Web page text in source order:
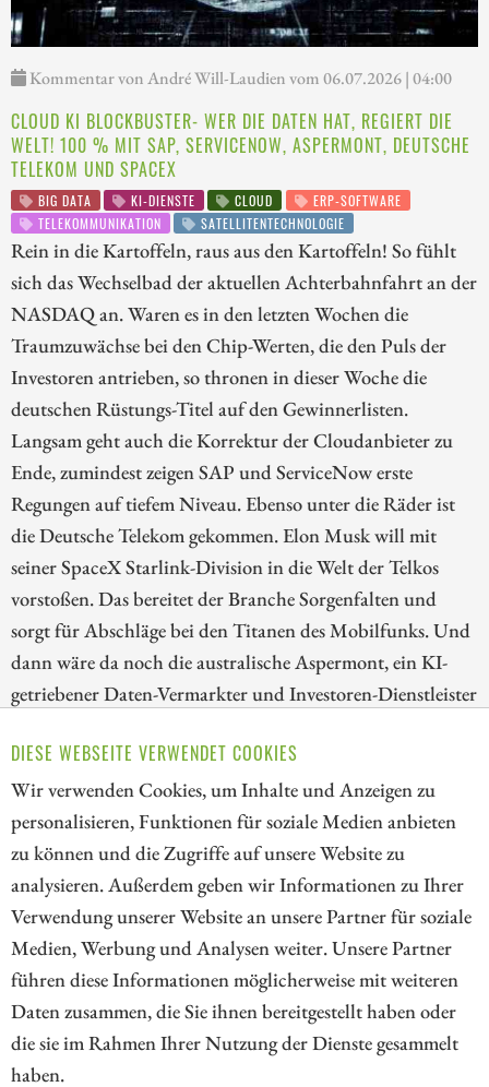
DIESE WEBSEITE VERWENDET COOKIES
Wir verwenden Cookies, um Inhalte und Anzeigen zu
personalisieren, Funktionen für soziale Medien anbieten
zu können und die Zugriffe auf unsere Website zu
analysieren. Außerdem geben wir Informationen zu Ihrer
Verwendung unserer Website an unsere Partner für soziale
Medien, Werbung und Analysen weiter. Unsere Partner
führen diese Informationen möglicherweise mit weiteren
Daten zusammen, die Sie ihnen bereitgestellt haben oder
die sie im Rahmen Ihrer Nutzung der Dienste gesammelt
haben.
Kommentar von André Will-Laudien vom 06.07.2026 | 04:00
CLOUD KI BLOCKBUSTER- WER DIE DATEN HAT, REGIERT DIE
WELT! 100 % MIT SAP, SERVICENOW, ASPERMONT, DEUTSCHE
TELEKOM UND SPACEX
BIG DATA KI-DIENSTE CLOUD
ERP-SOFTWARE
TELEKOMMUNIKATION
SATELLITENTECHNOLOGIE
Rein in die Kartoffeln, raus aus den Kartoffeln! So fühlt
sich das Wechselbad der aktuellen Achterbahnfahrt an der
NASDAQ an. Waren es in den letzten Wochen die
Traumzuwächse bei den Chip-Werten, die den Puls der
Investoren antrieben, so thronen in dieser Woche die
deutschen Rüstungs-Titel auf den Gewinnerlisten.
Langsam geht auch die Korrektur der Cloudanbieter zu
Ende, zumindest zeigen SAP und ServiceNow erste
Regungen auf tiefem Niveau. Ebenso unter die Räder ist
die Deutsche Telekom gekommen. Elon Musk will mit
seiner SpaceX Starlink-Division in die Welt der Telkos
vorstoßen. Das bereitet der Branche Sorgenfalten und
sorgt für Abschläge bei den Titanen des Mobilfunks. Und
dann wäre da noch die australische Aspermont, ein KI-
getriebener Daten-Vermarkter und Investoren-Dienstleister
traditionellen Verlagshaus zum aggressiv wachsenden
Partner des Bergbaus. Es lohnt sich genauer hinzusehen.
ZUM KOMMENTAR
// kapitalerhoehungen.de - © 2026 - Die Informationsplattform für
Investoren und Unternehmen rund um Kapitalerhöhung, Kapitalmarkt
und Unternehmensfinanzierung